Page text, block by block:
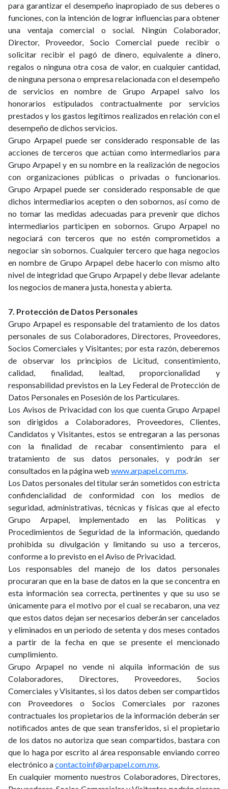
para garantizar el desempeño inapropiado de sus deberes o
funciones, con la intención de lograr influencias para obtener
una ventaja comercial o social. Ningún Colaborador,
Director, Proveedor, Socio Comercial puede recibir o
solicitar recibir el pagó de dinero, equivalente a dinero,
regalos o ninguna otra cosa de valor, en cualquier cantidad,
de ninguna persona o empresa relacionada con el desempeño
de servicios en nombre de Grupo Arpapel salvo los
honorarios estipulados contractualmente por servicios
prestados y los gastos legítimos realizados en relación con el
desempeño de dichos servicios.
Grupo Arpapel puede ser considerado responsable de las
acciones de terceros que actúan como intermediarios para
Grupo Arpapel y en su nombre en la realización de negocios
con organizaciones públicas o privadas o funcionarios.
Grupo Arpapel puede ser considerado responsable de que
dichos intermediarios acepten o den sobornos, así como de
no tomar las medidas adecuadas para prevenir que dichos
intermediarios participen en sobornos. Grupo Arpapel no
negociará con terceros que no estén comprometidos a
negociar sin sobornos. Cualquier tercero que haga negocios
en nombre de Grupo Arpapel debe hacerlo con mismo alto
nivel de integridad que Grupo Arpapel y debe llevar adelante
los negocios de manera justa, honesta y abierta.
7. Protección de Datos Personales
Grupo Arpapel es responsable del tratamiento de los datos
personales de sus Colaboradores, Directores, Proveedores,
Socios Comerciales y Visitantes; por esta razón, deberemos
de observar los principios de Licitud, consentimiento,
calidad, finalidad, lealtad, proporcionalidad y
responsabilidad previstos en la Ley Federal de Protección de
Datos Personales en Posesión de los Particulares.
Los Avisos de Privacidad con los que cuenta Grupo Arpapel
son dirigidos a Colaboradores, Proveedores, Clientes,
Candidatos y Visitantes, estos se entregaran a las personas
con la finalidad de recabar consentimiento para el
tratamiento de sus datos personales, y podrán ser
consultados en la página web www.arpapel.com.mx.
Los Datos personales del titular serán sometidos con estricta
confidencialidad de conformidad con los medios de
seguridad, administrativas, técnicas y físicas que al efecto
Grupo Arpapel, implementado en las Políticas y
Procedimientos de Seguridad de la información, quedando
prohibida su divulgación y limitando su uso a terceros,
conforme a lo previsto en el Aviso de Privacidad.
Los responsables del manejo de los datos personales
procuraran que en la base de datos en la que se concentra en
esta información sea correcta, pertinentes y que su uso se
únicamente para el motivo por el cual se recabaron, una vez
que estos datos dejan ser necesarios deberán ser cancelados
y eliminados en un periodo de setenta y dos meses contados
a partir de la fecha en que se presente el mencionado
cumplimiento.
Grupo Arpapel no vende ni alquila información de sus
Colaboradores, Directores, Proveedores, Socios
Comerciales y Visitantes, si los datos deben ser compartidos
con Proveedores o Socios Comerciales por razones
contractuales los propietarios de la información deberán ser
notificados antes de que sean transferidos, si el propietario
de los datos no autoriza que sean compartidos, bastara con
que lo haga por escrito al área responsable enviando correo
electrónico acontactoinf@arpapel.com.mx.
En cualquier momento nuestros Colaboradores, Directores,